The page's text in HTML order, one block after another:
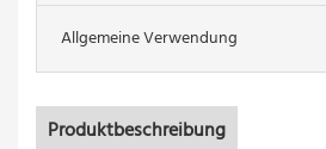
Allgemeine Verwendung
Produktbeschreibung